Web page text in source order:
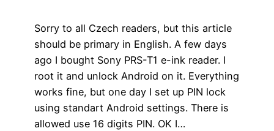
Sorry to all Czech readers, but this article
should be primary in English. A few days
ago I bought Sony PRS-T1 e-ink reader. I
root it and unlock Android on it. Everything
works fine, but one day I set up PIN lock
using standart Android settings. There is
allowed use 16 digits PIN. OK I…